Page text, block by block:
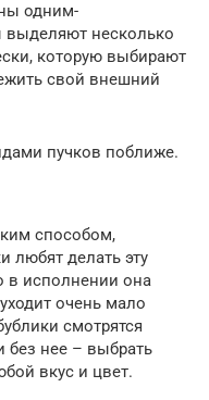
одним-
несколько
которую выбирают
свой внешний
пучков поближе.
способом,
любят делать эту
в исполнении она
очень мало
смотрятся
без нее – выбрать
вкус и цвет.